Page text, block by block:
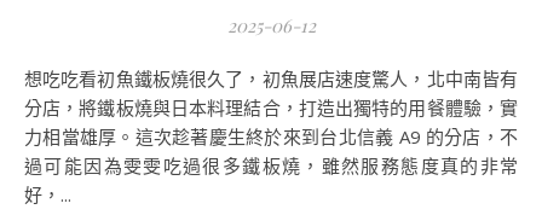
2025-06-12
想吃吃看初魚鐵板燒很久了，初魚展店速度驚人，北中南皆有
分店，將鐵板燒與日本料理結合，打造出獨特的用餐體驗，實
力相當雄厚。這次趁著慶生終於來到台北信義 A9 的分店，不
過可能因為雯雯吃過很多鐵板燒，雖然服務態度真的非常
好，...